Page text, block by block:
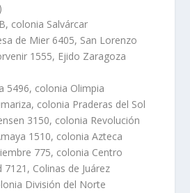
colonia Salvárcar
de Mier 6405, San Lorenzo
1555, Ejido Zaragoza
5496, colonia Olimpia
colonia Praderas del Sol
3150, colonia Revolución
1510, colonia Azteca
775, colonia Centro
7121, Colinas de Juárez
División del Norte